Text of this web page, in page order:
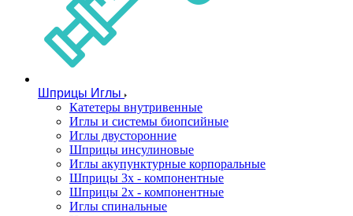
Шприцы Иглы
Катетеры внутривенные
Иглы и системы биопсийные
Иглы двусторонние
Шприцы инсулиновые
Иглы акупунктурные корпоральные
Шприцы 3х - компонентные
Шприцы 2х - компонентные
Иглы спинальные